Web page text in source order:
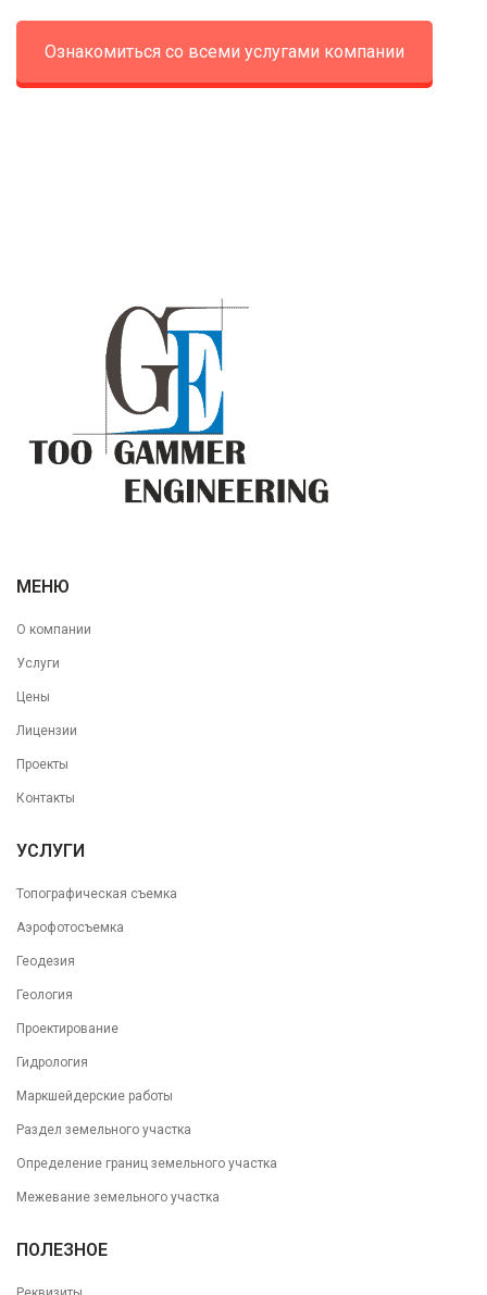
Ознакомиться со всеми услугами компании
МЕНЮ
О компании
Услуги
Цены
Лицензии
Проекты
Контакты
УСЛУГИ
Топографическая съемка
Аэрофотосъемка
Геодезия
Геология
Проектирование
Гидрология
Маркшейдерские работы
Раздел земельного участка
Определение границ земельного участка
Межевание земельного участка
ПОЛЕЗНОЕ